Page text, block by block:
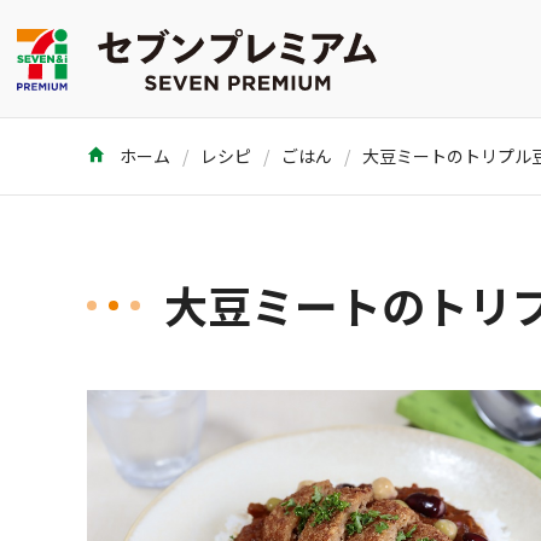
ホーム レシピ ごはん 大豆ミートのトリプル
大豆ミートのトリ